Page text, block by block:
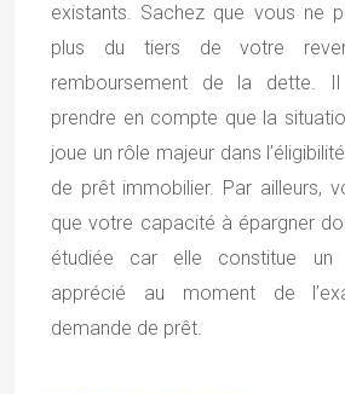
existants. Sachez que vous ne
plus du tiers de votre
remboursement de la dette.
prendre en compte que la
joue un rôle majeur dans
de prêt immobilier. Par ailleurs,
que votre capacité à épargner
étudiée car elle constitue
apprécié au moment de
demande de prêt.